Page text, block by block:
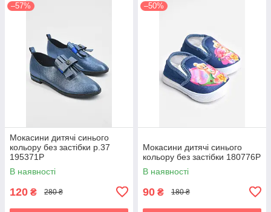
–57%
Мокасини дитячі синього
кольору без застібки р.37
195371P
В наявності
120 ₴ 280 ₴
–50%
Мокасини дитячі синього
кольору без застібки 180776P
В наявності
90 ₴ 180 ₴